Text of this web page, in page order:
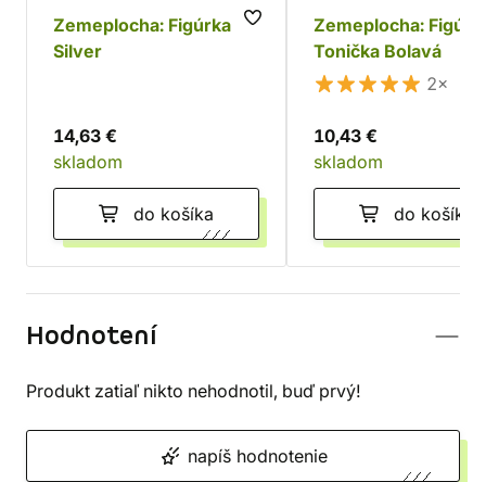
Zemeplocha: Figúrka
Silver
14,63 €
skladom
do košíka
Zemeplocha:
Tonička Bolavá
2×
10,43 €
skladom
do košíka
Hodnotení
Produkt zatiaľ nikto nehodnotil, buď prvý!
napíš hodnotenie